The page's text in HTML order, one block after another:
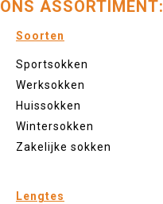
ONS ASSORTIMENT:
Soorten
Sportsokken
Werksokken
Huissokken
Wintersokken
Zakelijke sokken
Lengtes